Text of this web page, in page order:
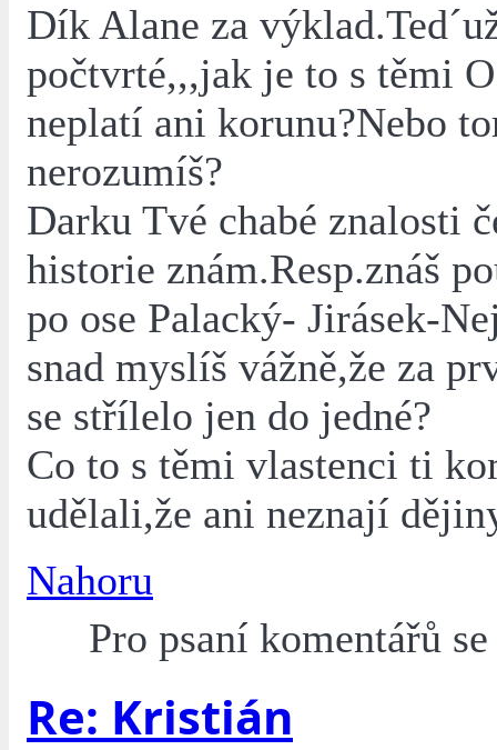
Dík Alane za
počtvrté,,,jak je to s těmi
neplatí ani korunu?Nebo
nerozumíš?
Darku Tvé chabé znalosti
historie znám.Resp.znáš
po ose Palacký- Jirásek-
snad myslíš vážně,že za
se střílelo jen do jedné?
Co to s těmi vlastenci ti
udělali,že ani neznají
Nahoru
Pro psaní komentářů
Re: Kristián